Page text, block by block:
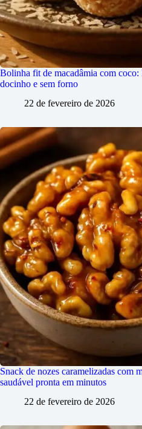
Bolinha fit de macadâmia com coco:
docinho e sem forno
22 de fevereiro de 2026
Snack de nozes caramelizadas com
saudável pronta em minutos
22 de fevereiro de 2026